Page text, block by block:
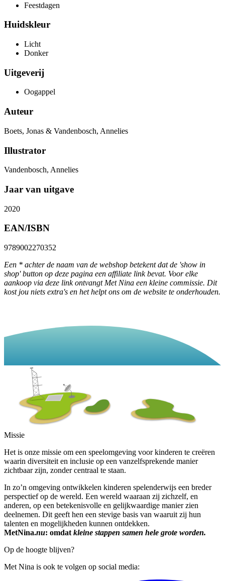
Feestdagen
Huidskleur
Licht
Donker
Uitgeverij
Oogappel
Auteur
Boets, Jonas & Vandenbosch, Annelies
Illustrator
Vandenbosch, Annelies
Jaar van uitgave
2020
EAN/ISBN
9789002270352
Een * achter de naam van de webshop betekent dat de 'show in
shop' button op deze pagina een affiliate link bevat. Voor elke
aankoop via deze link ontvangt Met Nina een kleine commissie. Dit
kost jou niets extra's en het helpt ons om de website te onderhouden.
Missie
Het is onze missie om een speelomgeving voor kinderen te creëren
waarin diversiteit en inclusie op een vanzelfsprekende manier
zichtbaar zijn, zonder centraal te staan.
In zo’n omgeving ontwikkelen kinderen spelenderwijs een breder
perspectief op de wereld. Een wereld waaraan zij zichzelf, en
anderen, op een betekenisvolle en gelijkwaardige manier zien
deelnemen. Dit geeft hen een stevige basis van waaruit zij hun
talenten en mogelijkheden kunnen ontdekken.
MetNina.nu: omdat kleine stappen samen hele grote worden.
Op de hoogte blijven?
Met Nina is ook te volgen op social media: